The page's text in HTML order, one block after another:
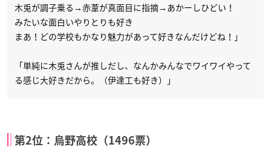
木兎が調子乗る→赤葦が真面目に指摘→あかーしひどい！
みたいな面白いやりとりも好き
まあ！どの学校もかなり魅力があって好きなんだけどね！」
「単純に木兎さんが推しだし、なんかみんなでワイワイやって
る感じ大好きだから。（伊達工も好き）」
第2位：烏野高校（1496票）